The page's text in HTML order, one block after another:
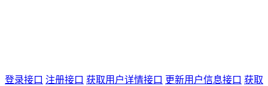
登录接口 注册接口 获取用户详情接口 更新用户信息接口 获取